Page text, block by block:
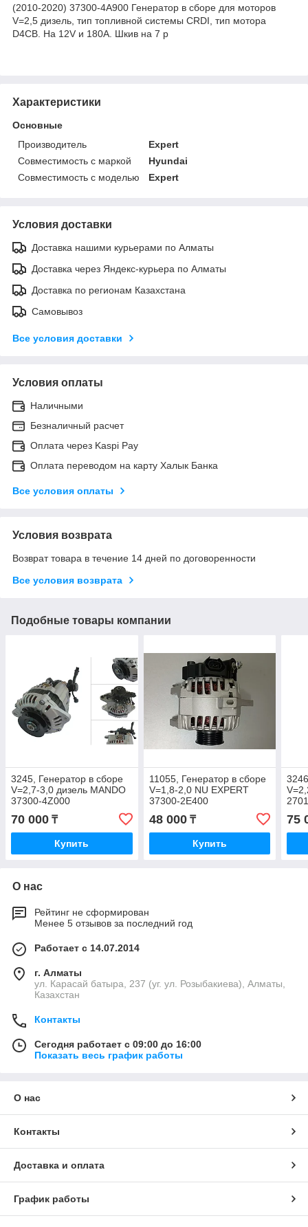
(2010-2020) 37300-4A900 Генератор в сборе для моторов
V=2,5 дизель, тип топливной системы CRDI, тип мотора
D4CB. На 12V и 180A. Шкив на 7 р
Характеристики
Основные
Производитель
Expert
Совместимость с маркой
Hyundai
Совместимость с моделью
Expert
Условия доставки
Доставка нашими курьерами по Алматы
Доставка через Яндекс-курьера по Алматы
Доставка по регионам Казахстана
Самовывоз
Все условия доставки
Условия оплаты
Наличными
Безналичный расчет
Оплата через Kaspi Pay
Оплата переводом на карту Халык Банка
Все условия оплаты
Условия возврата
Возврат товара в течение 14 дней по договоренности
Все условия возврата
Подобные товары компании
3245, Генератор в сборе
V=2,7-3,0 дизель MANDO
37300-4Z000
70 000 ₸
Купить
11055, Генератор в сборе
V=1,8-2,0 NU EXPERT
37300-2E400
48 000₸
Купить
75
О нас
Рейтинг не сформирован
Менее 5 отзывов за последний год
Работает с 14.07.2014
г. Алматы
ул. Карасай батыра, 237 (уг. ул. Розыбакиева), Алматы,
Казахстан
Контакты
Сегодня работает с 09:00 до 16:00
Показать весь график работы
О нас
Контакты
Доставка и оплата
График работы